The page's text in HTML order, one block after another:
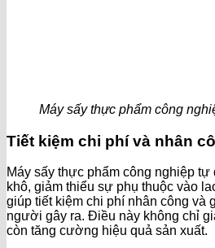
Máy sấy thực phẩm công
Tiết kiệm chi phí và nhân
Máy sấy thực phẩm công nghiệp tự
khô, giảm thiểu sự phụ thuộc vào
giúp tiết kiệm chi phí nhân công và
người gây ra. Điều này không chỉ
còn tăng cường hiệu quả sản xuất.